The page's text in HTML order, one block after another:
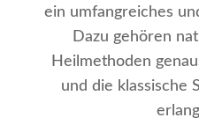
ein umfangreiches
Dazu gehören
Heilmethoden
und die klassische